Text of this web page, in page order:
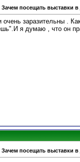
Зачем посещать выставки в
очень заразительны .
я думаю , что он
Зачем посещать выставки в